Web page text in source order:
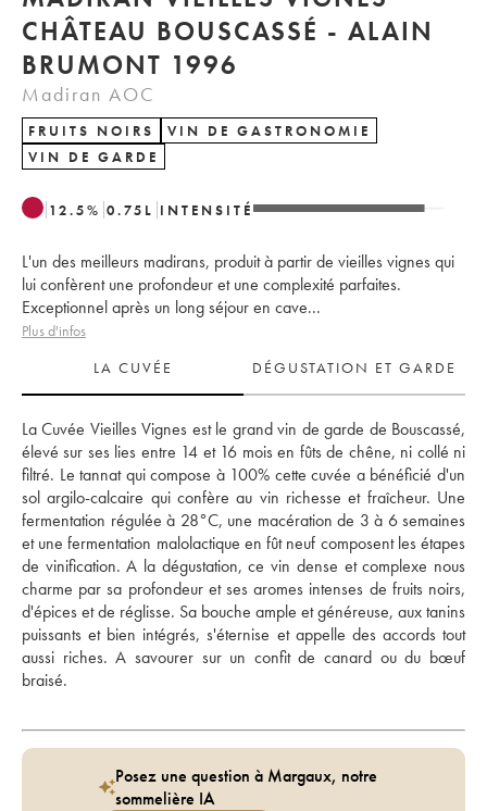
CHÂTEAU BOUSCASSÉ - ALAIN
BRUMONT 1996
Madiran AOC
FRUITS NOIRS
VIN DE GASTRONOMIE
VIN DE GARDE
12.5% 0.75 L INTENSITÉ
L'un des meilleurs madirans, produit à partir de vieilles vignes qui
lui confèrent une profondeur et une complexité parfaites.
Exceptionnel après un long séjour en cave...
Plus d'infos
LA CUVÉE
DÉGUSTATION ET GARDE
La Cuvée Vieilles Vignes est le grand vin de garde de Bouscassé,
élevé sur ses lies entre 14 et 16 mois en fûts de chêne, ni collé ni
filtré. Le tannat qui compose à 100% cette cuvée a bénéficié d'un
sol argilo-calcaire qui confère au vin richesse et fraîcheur. Une
fermentation régulée à 28°C, une macération de 3 à 6 semaines
et une fermentation malolactique en fût neuf composent les étapes
de vinification. A la dégustation, ce vin dense et complexe nous
charme par sa profondeur et ses aromes intenses de fruits noirs,
d'épices et de réglisse. Sa bouche ample et généreuse, aux tanins
puissants et bien intégrés, s'éternise et appelle des accords tout
aussi riches. A savourer sur un confit de canard ou du bœuf
braisé.
Posez une question à Margaux, notre
sommelière IA